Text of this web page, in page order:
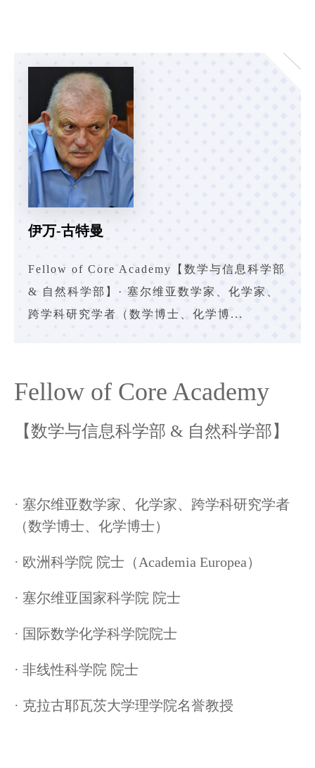
伊万-古特曼
Fellow of Core Academy【数学与信息科学部
& 自然科学部】· 塞尔维亚数学家、化学家、
跨学科研究学者（数学博士、化学博...
Fellow of Core Academy
【数学与信息科学部 & 自然科学部】
· 塞尔维亚数学家、化学家、跨学科研究学者
（数学博士、化学博士）
· 欧洲科学院 院士（Academia Europea）
· 塞尔维亚国家科学院 院士
· 国际数学化学科学院院士
· 非线性科学院 院士
· 克拉古耶瓦茨大学理学院名誉教授